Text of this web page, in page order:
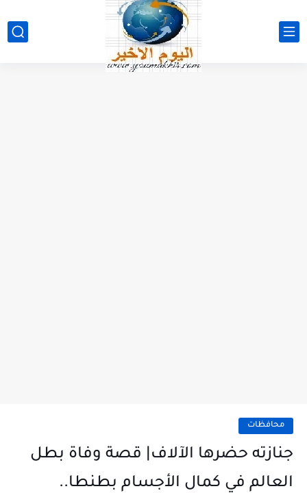
محافظات
جنازته حضرها الآلاف| قصة وفاة بطل
العالم في كمال الأجسام بطنطا..